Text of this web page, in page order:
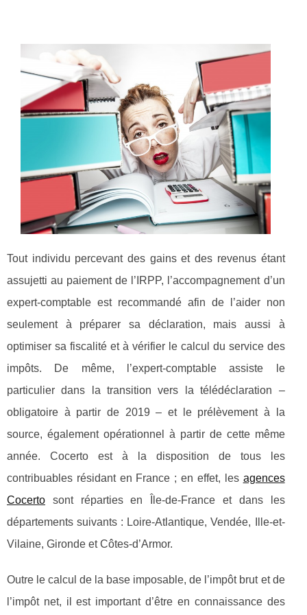
Tout individu percevant des gains et des revenus étant
assujetti au paiement de l’IRPP, l’accompagnement d’un
expert-comptable est recommandé afin de l’aider non
seulement à préparer sa déclaration, mais aussi à
optimiser sa fiscalité et à vérifier le calcul du service des
impôts. De même, l’expert-comptable assiste le
particulier dans la transition vers la télédéclaration –
obligatoire à partir de 2019 – et le prélèvement à la
source, également opérationnel à partir de cette même
année. Cocerto est à la disposition de tous les
contribuables résidant en France ; en effet, les agences
Cocerto sont réparties en Île-de-France et dans les
départements suivants : Loire-Atlantique, Vendée, Ille-et-
Vilaine, Gironde et Côtes-d’Armor.
Outre le calcul de la base imposable, de l’impôt brut et de
l’impôt net, il est important d’être en connaissance des